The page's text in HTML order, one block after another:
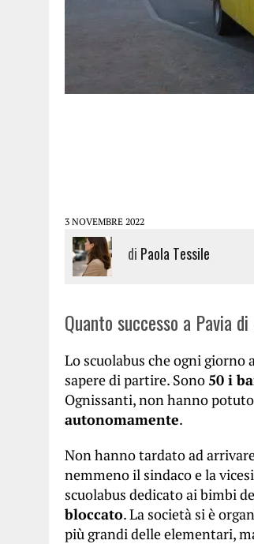
3 NOVEMBRE 2022
di Paola Tessile
Quanto successo a Pavia di
Lo scuolabus che ogni giorno
sapere di partire. Sono 50 i
Ognissanti, non hanno
autonomamente.
Non hanno tardato ad
nemmeno il sindaco e la
scuolabus dedicato ai bimbi
bloccato. La società si è
più grandi delle elementari,